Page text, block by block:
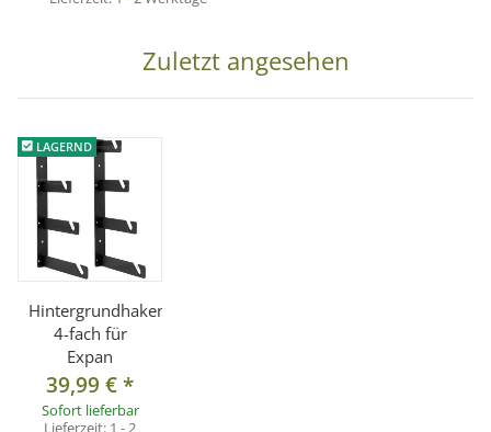
Zuletzt angesehen
LAGERND
Hintergrundhaken
4-fach für
Expan
39,99 €*
Sofort lieferbar
Lieferzeit: 1 - 2